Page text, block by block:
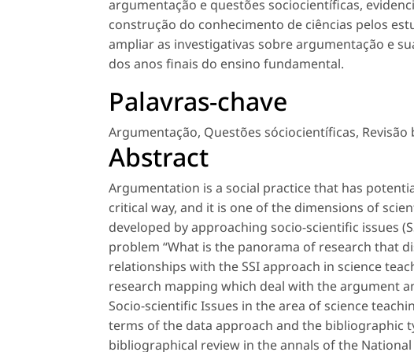
argumentação e questões sociocientíficas,
construção do conhecimento de ciências pelos
ampliar as investigativas sobre argumentação e
dos anos finais do ensino fundamental.
Palavras-chave
Argumentação, Questões sóciocientíficas,
Abstract
Argumentation is a social practice that has
critical way, and it is one of the dimensions of
developed by approaching socio-scientific issues
problem “What is the panorama of research that
relationships with the SSI approach in science
research mapping which deal with the argument
Socio-scientific Issues in the area of science
terms of the data approach and the bibliographic
bibliographical review in the annals of the National